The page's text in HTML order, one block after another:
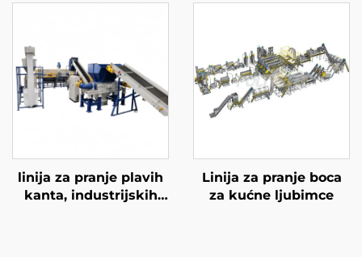
linija za pranje plavih
kanta, industrijskih
Linija za pranje boca
za kućne ljubimce